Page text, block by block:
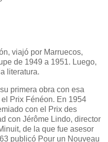
viajó por Marruecos,
de 1949 a 1951. Luego,
literatura.
primera obra con esa
Prix Fénéon. En 1954
con el Prix des
con Jérôme Lindo, director
de la que fue asesor
publicó Pour un Nouveau